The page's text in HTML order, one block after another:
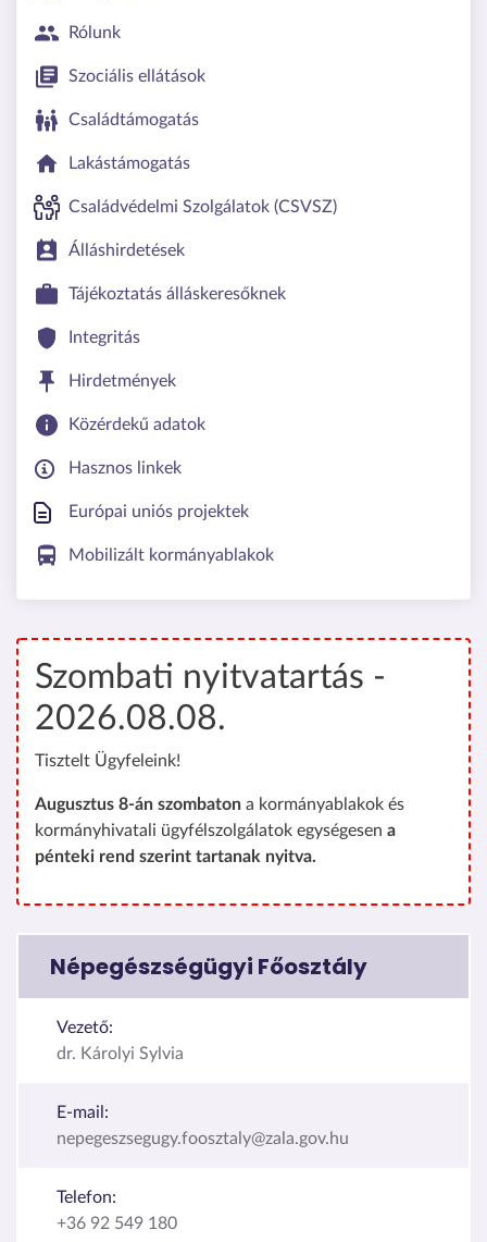
Rólunk
Szociális ellátások
Családtámogatás
Lakástámogatás
Családvédelmi Szolgálatok (CSVSZ)
Álláshirdetések
Tájékoztatás álláskeresőknek
Integritás
Hirdetmények
Közérdekű adatok
Hasznos linkek
Európai uniós projektek
Mobilizált kormányablakok
Szombati nyitvatartás -
2026.08.08.
Tisztelt Ügyfeleink!
Augusztus 8-án szombaton a kormányablakok és
kormányhivatali ügyfélszolgálatok egységesen a
pénteki rend szerint tartanak nyitva.
Népegészségügyi Főosztály
Vezető:
dr. Károlyi Sylvia
E-mail:
nepegeszsegugy.foosztaly@zala.gov.hu
Telefon:
+36 92 549 180